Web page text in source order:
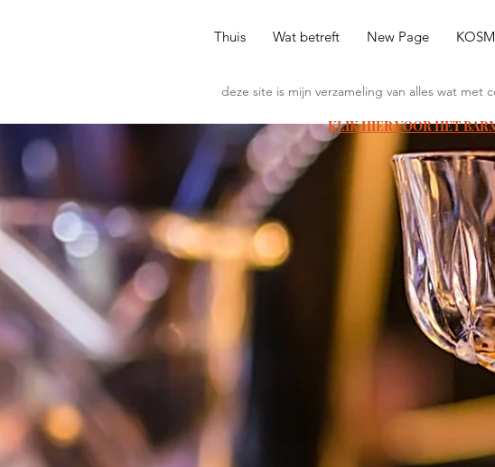
Thuis Wat betreft New Page
deze site is mijn verzameling van alles wat
KLIK HIER VOOR HET